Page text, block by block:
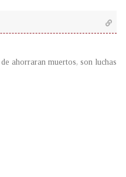
ahorraran muertos, son luchas